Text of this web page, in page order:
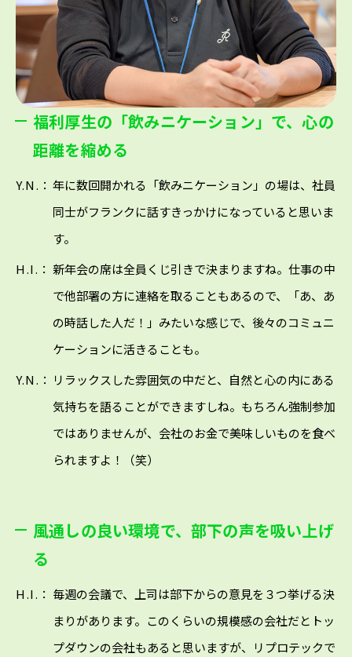
福利厚生の「飲みニケーション」で、心の
距離を縮める
Y.N.： 年に数回開かれる「飲みニケーション」の場は、社員
同士がフランクに話すきっかけになっていると思いま
す。
H.I.： 新年会の席は全員くじ引きで決まりますね。仕事の中
で他部署の方に連絡を取ることもあるので、「あ、あ
の時話した人だ！」みたいな感じで、後々のコミュニ
ケーションに活きることも。
Y.N.： リラックスした雰囲気の中だと、自然と心の内にある
気持ちを語ることができますしね。もちろん強制参加
ではありませんが、会社のお金で美味しいものを食べ
られますよ！（笑）
風通しの良い環境で、部下の声を吸い上げ
る
H.I.： 毎週の会議で、上司は部下からの意見を３つ挙げる決
まりがあります。このくらいの規模感の会社だとトッ
プダウンの会社もあると思いますが、リプロテックで